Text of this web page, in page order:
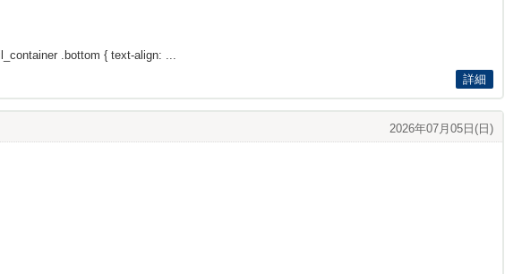
.bottom { text-align: ...
詳細
2026年07月05日(日)